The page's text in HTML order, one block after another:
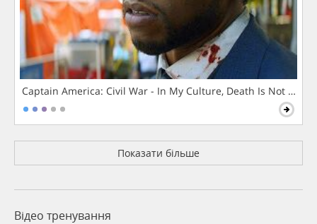
Captain America: Civil War - In My Culture, Death Is Not The
Показати більше
Відео тренування